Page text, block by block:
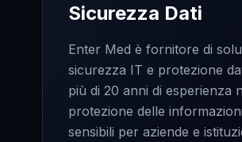
Sicurezza Dati
Enter Med è fornitore di
sicurezza IT e protezione
più di 20 anni di esperienza
protezione delle
sensibili per aziende e